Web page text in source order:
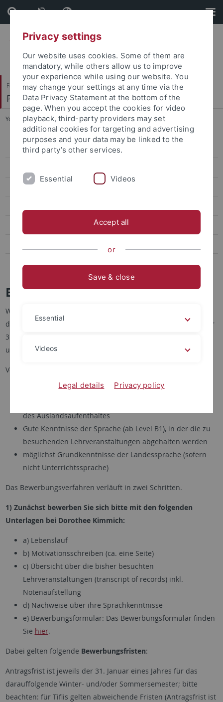
Skip
to
content
Skip
to
footer
Faculty of Humanities
Prof. Dr. Dorothee Kimmich
You are here: Home ... Bewerbungsverfahren
Bewerbungsverfahren
Universität Łódź
Ilia State University Tiflis
Bewerbungsverfahren
Wenn Sie sich um einen Erasmusaustausch bewerben wollen,
dann müssen Sie frühzeitig planen. Antragsfrist ist jeweils der
31. Januar eines Jahres für das darauffolgende Winter-
und/oder Sommersemester (Ausnahme: Universität Tiflis).
Voraussetzungen für eine Bewerbung:
Immatrikulation an der Universität Tübingen
des Auslandsaufenthaltes
Gute Kenntnisse der Sprache (ab Level B1), in der die zu
besuchenden Lehrveranstaltungen abgehalten werden
möglichst Grundkenntnisse der Landessprache (sofern
nicht Unterrichtssprache)
Das Bewerbungsverfahren verläuft in zwei Schritten.
1) Zunächst bewerben Sie sich bitte mit den folgenden
Unterlagen bei Dorothee Kimmich:
a) Lebenslauf
b) Motivationsschreiben (ca. eine Seite)
c) Übersicht über die bisher besuchten
Lehrveranstaltungen (transcript of records) inkl.
Notenaufstellung
d) Nachweise über ihre Sprachkenntnisse
e) Bewerbungsformular: Das Bewerbungsformular finden
Sie hier.
Dabei gelten folgende Bewerbungsfristen:
Antragsfrist ist jeweils der 31. Januar eines Jahres für das
darauffolgende Winter- und/oder Sommersemester; bitte
beachten: für Tiflis gelten abweichende Fristen (Antragsfrist ist
Privacy settings
Our website uses cookies. Some of them are
mandatory, while others allow us to improve
your experience while using our website. You
may change your settings at any time via the
Data Privacy Statement at the bottom of the
page. When you accept the cookies for video
playback, third-party providers may set
additional cookies for targeting and advertising
purposes and your data may be linked to the
third party’s other services.
Essential Videos
Accept all
or
Save & close
Essential
Videos
Legal details Privacy policy